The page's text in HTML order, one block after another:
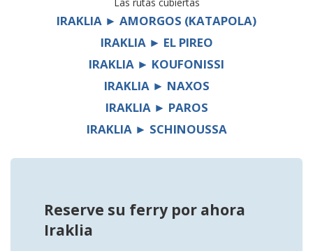
IRAKLIA ► AMORGOS (KATAPOLA)
IRAKLIA ► EL PIREO
IRAKLIA ► KOUFONISSI
IRAKLIA ► NAXOS
IRAKLIA ► PAROS
IRAKLIA ► SCHINOUSSA
Reserve su ferry por ahora
Iraklia